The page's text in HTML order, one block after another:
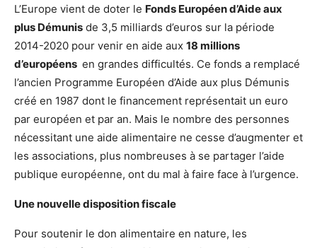
L’Europe vient de doter le Fonds Européen d’Aide aux
plus Démunis de 3,5 milliards d’euros sur la période
2014-2020 pour venir en aide aux 18 millions
d’européens en grandes difficultés. Ce fonds a remplacé
l’ancien Programme Européen d’Aide aux plus Démunis
créé en 1987 dont le financement représentait un euro
par européen et par an. Mais le nombre des personnes
nécessitant une aide alimentaire ne cesse d’augmenter et
les associations, plus nombreuses à se partager l’aide
publique européenne, ont du mal à faire face à l’urgence.
Une nouvelle disposition fiscale
Pour soutenir le don alimentaire en nature, les